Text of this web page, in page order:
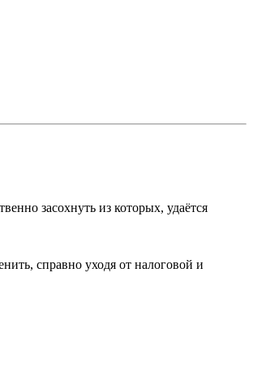
засохнуть из которых, удаётся
справно уходя от налоговой и